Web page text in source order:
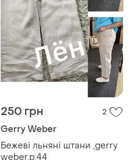
250 грн 2
Gerry Weber
Бежеві льняні штани ,gerry
weber,p.44